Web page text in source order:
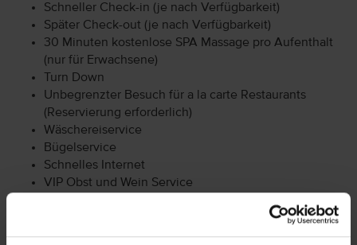
Schneller Check-in (je nach Verfügbarkeit)
Später Check-out (je nach Verfügbarkeit)
30 Minuten kostenlose SPA Massage pro Aufenthalt
(nur für Erwachsene)
Turn Down
Unbegrenzter Besuch für a la carte Restaurants
(Reservierung erforderlich)
Wäschereiservice
Bügelservice
Schnelles Internet
VIP Obst und Wein Service
Nespresso Kaffeemaschine